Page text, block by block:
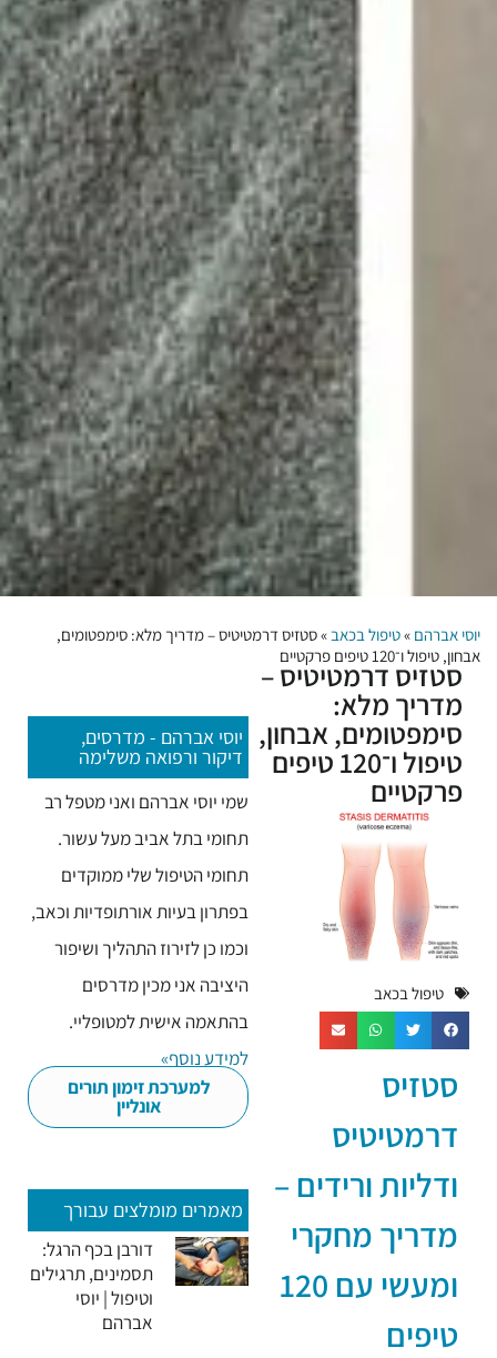
יוסי אברהם »טיפול בכאב»סטזיס דרמטיטיס – מדריך מלא: סימפטומים,
אבחון, טיפול ו־120 טיפים פרקטיים
סטזיס דרמטיטיס –
מדריך מלא:
סימפטומים, אבחון,
טיפול ו־120 טיפים
פרקטיים
טיפול בכאב
סטזיס
דרמטיטיס
ודליות ורידים –
מדריך מחקרי
ומעשי עם 120
טיפים
יוסי אברהם - מדרסים,
דיקור ורפואה משלימה
שמי יוסי אברהם ואני מטפל רב
תחומי בתל אביב מעל עשור.
תחומי הטיפול שלי ממוקדים
בפתרון בעיות אורתופדיות וכאב,
וכמו כן לזירוז התהליך ושיפור
היציבה אני מכין מדרסים
בהתאמה אישית למטופליי.
למידע נוסף»
למערכת זימון תורים
אונליין
מאמרים מומלצים עבורך
דורבן בכף הרגל:
תסמינים, תרגילים
וטיפול | יוסי
אברהם